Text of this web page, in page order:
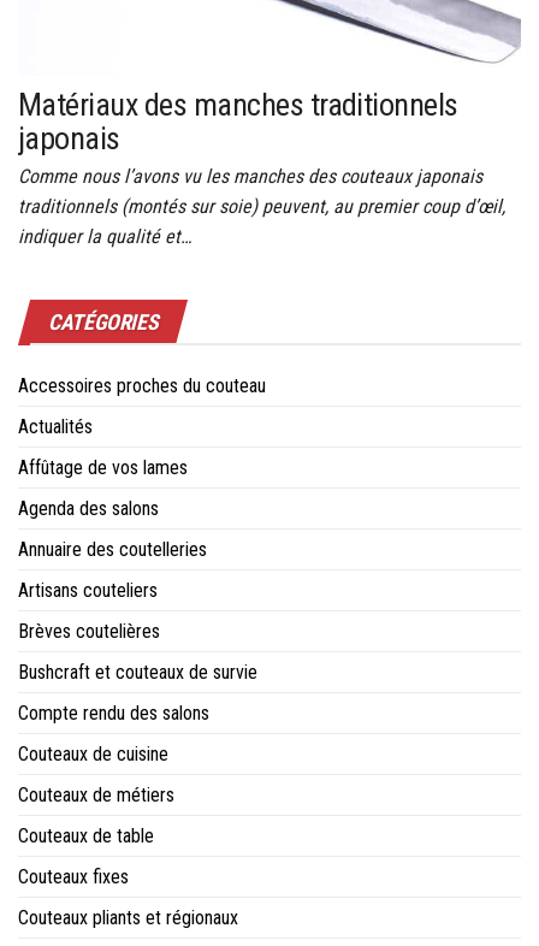
Matériaux des manches traditionnels
japonais
Comme nous l’avons vu les manches des couteaux japonais
traditionnels (montés sur soie) peuvent, au premier coup d’œil,
indiquer la qualité et…
CATÉGORIES
Accessoires proches du couteau
Actualités
Affûtage de vos lames
Agenda des salons
Annuaire des coutelleries
Artisans couteliers
Brèves coutelières
Bushcraft et couteaux de survie
Compte rendu des salons
Couteaux de cuisine
Couteaux de métiers
Couteaux de table
Couteaux fixes
Couteaux pliants et régionaux